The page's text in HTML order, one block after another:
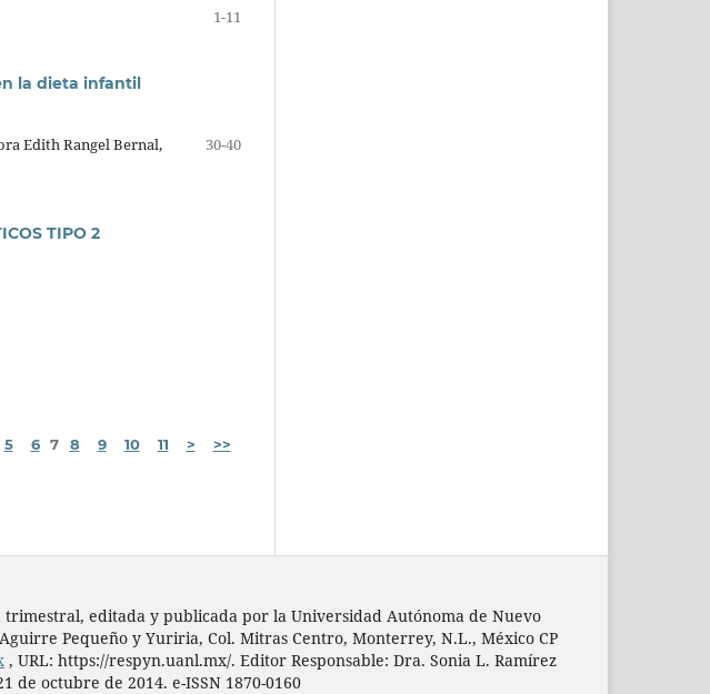
1-11
la dieta infantil
Edith Rangel Bernal,
30-40
TIPO 2
5 6 7 8 9 10 11 > >>
editada y publicada por la Universidad Autónoma de Nuevo
Pequeño y Yuriria, Col. Mitras Centro, Monterrey, N.L., México CP
, URL: https://respyn.uanl.mx/. Editor Responsable: Dra. Sonia L. Ramírez
de octubre de 2014. e-ISSN 1870-0160